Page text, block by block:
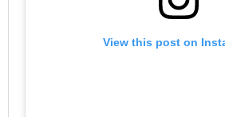
View this post on